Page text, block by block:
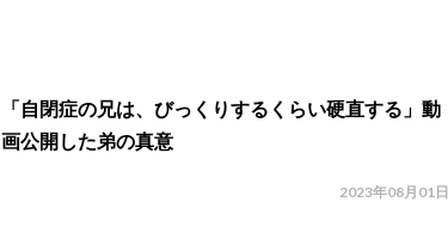
「自閉症の兄は、びっくりするくらい硬直する」動
画公開した弟の真意
2023年08月01日